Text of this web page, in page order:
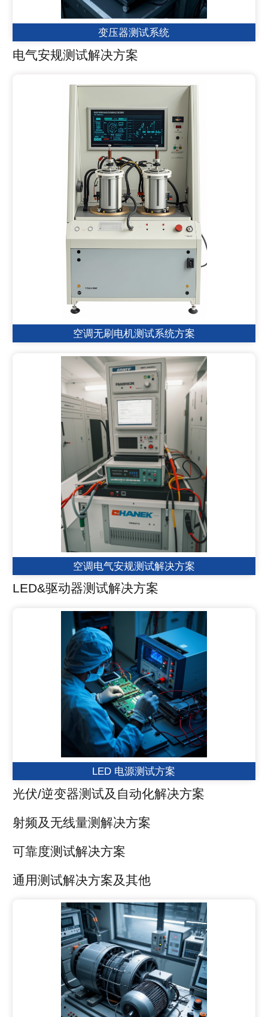
变压器测试系统
电气安规测试解决方案
空调无刷电机测试系统方案
空调电气安规测试解决方案
LED&驱动器测试解决方案
LED 电源测试方案
光伏/逆变器测试及自动化解决方案
射频及无线量测解决方案
可靠度测试解决方案
通用测试解决方案及其他